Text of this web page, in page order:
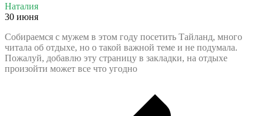
Наталия
30 июня
Собираемся с мужем в этом году посетить Тайланд, много
читала об отдыхе, но о такой важной теме и не подумала.
Пожалуй, добавлю эту страницу в закладки, на отдыхе
произойти может все что угодно